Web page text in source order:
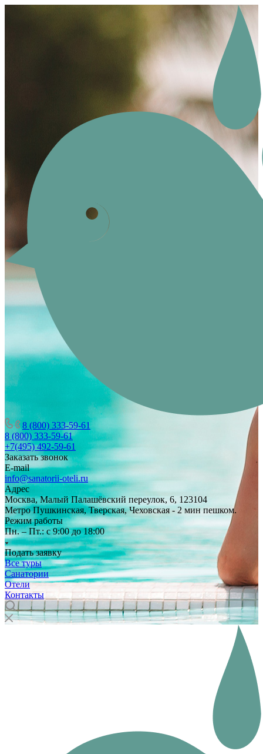
8 (800) 333-59-61
8 (800) 333-59-61
+7(495) 492-59-61
Заказать звонок
E-mail
info@sanatorii-oteli.ru
Адрес
Москва, Малый Палашёвский переулок, 6, 123104
Метро Пушкинская, Тверская, Чеховская - 2 мин пешком.
Режим работы
Пн. – Пт.: с 9:00 до 18:00
Подать заявку
Все туры
Санатории
Отели
Контакты